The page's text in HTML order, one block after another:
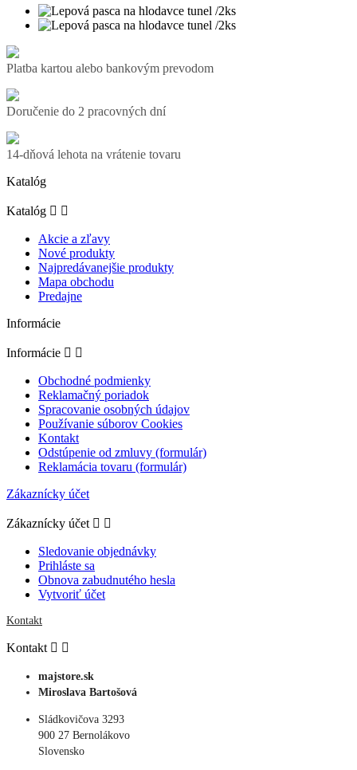
Platba kartou alebo bankovým prevodom
Doručenie do 2 pracovných dní
14-dňová lehota na vrátenie tovaru
Katalóg
Katalóg  
Akcie a zľavy
Nové produkty
Najpredávanejšie produkty
Mapa obchodu
Predajne
Informácie
Informácie  
Obchodné podmienky
Reklamačný poriadok
Spracovanie osobných údajov
Používanie súborov Cookies
Kontakt
Odstúpenie od zmluvy (formulár)
Reklamácia tovaru (formulár)
Zákaznícky účet
Zákaznícky účet  
Sledovanie objednávky
Prihláste sa
Obnova zabudnutého hesla
Vytvoriť účet
Kontakt
Kontakt  
majstore.sk
Miroslava Bartošová
Sládkovičova 3293
900 27 Bernolákovo
Slovensko